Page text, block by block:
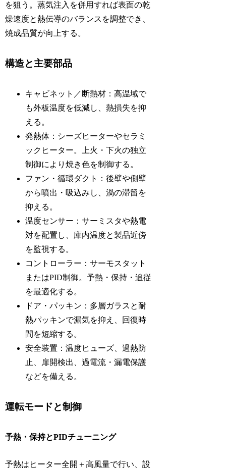
を狙う。蒸気注入を併用すれば表面の乾
燥速度と熱伝導のバランスを調整でき、
焼成品質が向上する。
構造と主要部品
キャビネット／断熱材：高温域で
も外板温度を低減し、熱損失を抑
える。
発熱体：シーズヒーターやセラミ
ックヒーター。上火・下火の独立
制御により焼き色を制御する。
ファン・循環ダクト：後壁や側壁
から噴出・吸込みし、渦の滞留を
抑える。
温度センサー：サーミスタや熱電
対を配置し、庫内温度と製品近傍
を監視する。
コントローラー：サーモスタット
またはPID制御。予熱・保持・追従
を最適化する。
ドア・パッキン：多層ガラスと耐
熱パッキンで漏気を抑え、回復時
間を短縮する。
安全装置：温度ヒューズ、過熱防
止、扉開検出、過電流・漏電保護
などを備える。
運転モードと制御
予熱・保持とPIDチューニング
予熱はヒーター全開＋高風量で行い、設